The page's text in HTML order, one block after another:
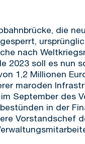
die
nach
2023 soll es nun
1,2 Millionen
maroden
September des
in der
Vorstandschef